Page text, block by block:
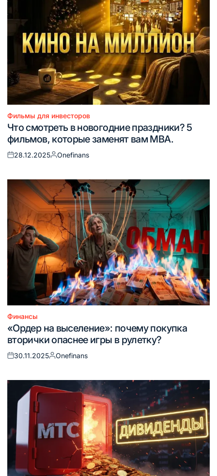
Опубликовано
в
Фильмы для инвесторов
Что смотреть в новогодние праздники? 5
фильмов, которые заменят вам MBA.
Опубликовано
28.12.2025
Запись
Onefinans
Опубликовано
в
Финансы
«Ордер на выселение»: почему покупка
вторички опаснее игры в рулетку?
Опубликовано
30.11.2025
Запись
Onefinans